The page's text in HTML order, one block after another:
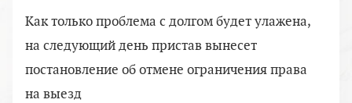
Как только проблема с долгом будет улажена,
на следующий день пристав вынесет
постановление об отмене ограничения права
на выезд